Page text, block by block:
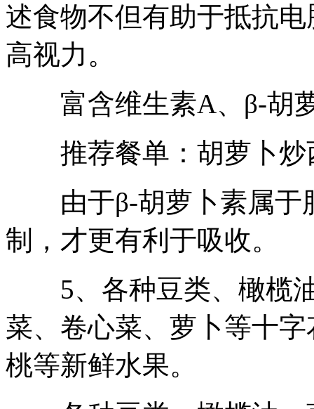
述食物不但有助于抵抗
高视力。
富含维生素A、β-胡
推荐餐单：胡萝卜炒
由于β-胡萝卜素属于
制，才更有利于吸收。
5、各种豆类、橄榄油
菜、卷心菜、萝卜等十
桃等新鲜水果。